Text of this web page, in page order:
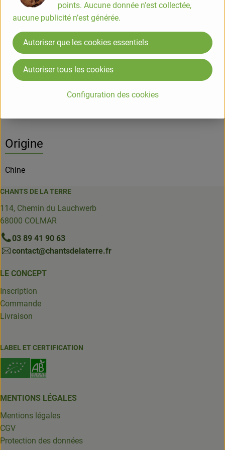
Info
Info
Informations sur les produits
Origine
Chine
CHANTS DE LA TERRE
114, Chemin du Lauchwerb
68000 COLMAR
03 89 41 90 63
contact@chantsdelaterre.fr
LE CONCEPT
Inscription
Commande
Livraison
LABEL ET CERTIFICATION
MENTIONS LÉGALES
Mentions légales
CGV
Protection des données
points. Aucune donnée n'est collectée,
aucune publicité n’est générée.
Configuration des cookies
Autoriser que les cookies essentiels
Autoriser tous les cookies